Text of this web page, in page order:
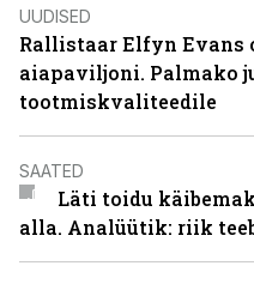
UUDISED
Rallistaar Elfyn Evans
aiapaviljoni. Palmako
tootmiskvaliteedile
SAATED
Läti toidu
alla. Analüütik: riik